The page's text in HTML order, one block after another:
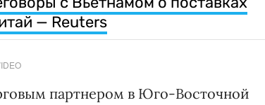
— Reuters
партнером в Юго-Восточной